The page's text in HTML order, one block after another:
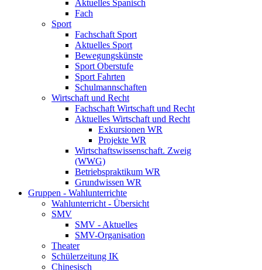
Aktuelles Spanisch
Fach
Sport
Fachschaft Sport
Aktuelles Sport
Bewegungskünste
Sport Oberstufe
Sport Fahrten
Schulmannschaften
Wirtschaft und Recht
Fachschaft Wirtschaft und Recht
Aktuelles Wirtschaft und Recht
Exkursionen WR
Projekte WR
Wirtschaftswissenschaft. Zweig
(WWG)
Betriebspraktikum WR
Grundwissen WR
Gruppen - Wahlunterrichte
Wahlunterricht - Übersicht
SMV
SMV - Aktuelles
SMV-Organisation
Theater
Schülerzeitung IK
Chinesisch